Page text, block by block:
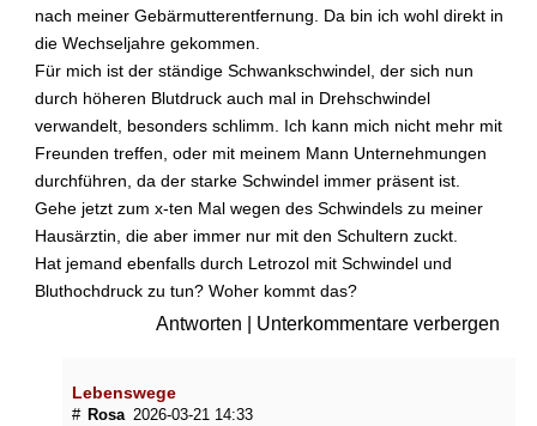
nach meiner Gebärmutterentfernung. Da bin ich wohl direkt in
die Wechseljahre gekommen.
Für mich ist der ständige Schwankschwindel, der sich nun
durch höheren Blutdruck auch mal in Drehschwindel
verwandelt, besonders schlimm. Ich kann mich nicht mehr mit
Freunden treffen, oder mit meinem Mann Unternehmungen
durchführen, da der starke Schwindel immer präsent ist.
Gehe jetzt zum x-ten Mal wegen des Schwindels zu meiner
Hausärztin, die aber immer nur mit den Schultern zuckt.
Hat jemand ebenfalls durch Letrozol mit Schwindel und
Bluthochdruck zu tun? Woher kommt das?
Antworten Unterkommentare verbergen
Lebenswege
# Rosa 2026-03-21 14:33
n
a
c
d
e
n
W
e
s
e
h